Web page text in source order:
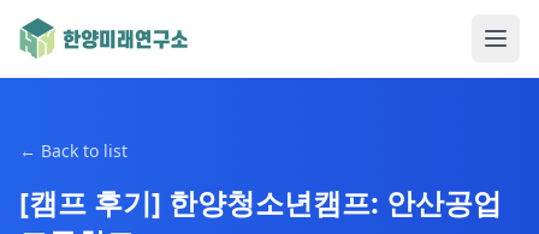
← Back to list
[캠프 후기] 한양청소년캠프: 안산공업